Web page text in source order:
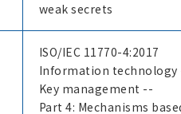
weak secrets
ISO/IEC 11770-4:2017
Information technology
Key management --
Part 4: Mechanisms